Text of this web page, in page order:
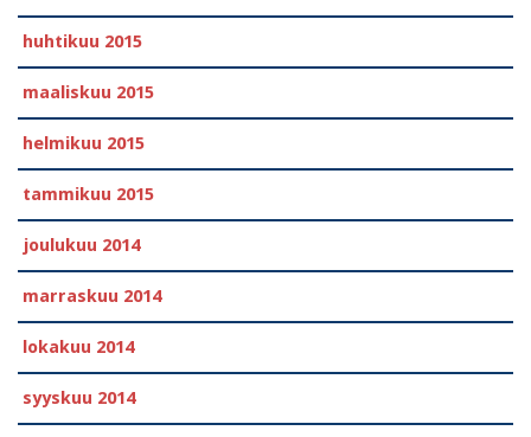
huhtikuu 2015
maaliskuu 2015
helmikuu 2015
tammikuu 2015
joulukuu 2014
marraskuu 2014
lokakuu 2014
syyskuu 2014